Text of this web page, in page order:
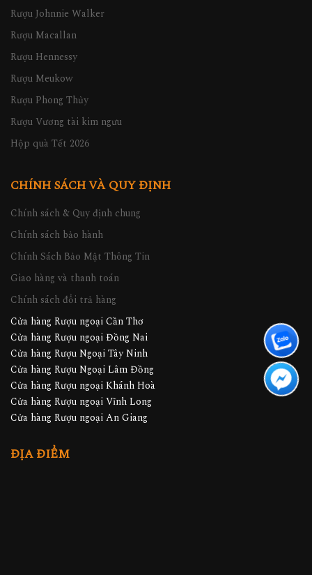
Rượu Johnnie Walker
Rượu Macallan
Rượu Hennessy
Rượu Meukow
Rượu Phong Thủy
Rượu Vương tài kim ngưu
Hộp quà Tết 2026
CHÍNH SÁCH VÀ QUY ĐỊNH
Chính sách & Quy định chung
Chính sách bảo hành
Chính Sách Bảo Mật Thông Tin
Giao hàng và thanh toán
Chính sách đổi trả hàng
Cửa hàng Rượu ngoại Cần Thơ
Cửa hàng Rượu ngoại Đồng Nai
Cửa hàng Rượu Ngoại Tây Ninh
Cửa hàng Rượu Ngoại Lâm Đồng
Cửa hàng Rượu ngoại Khánh Hoà
Cửa hàng Rượu ngoại Vĩnh Long
Cửa hàng Rượu ngoại An Giang
ĐỊA ĐIỂM